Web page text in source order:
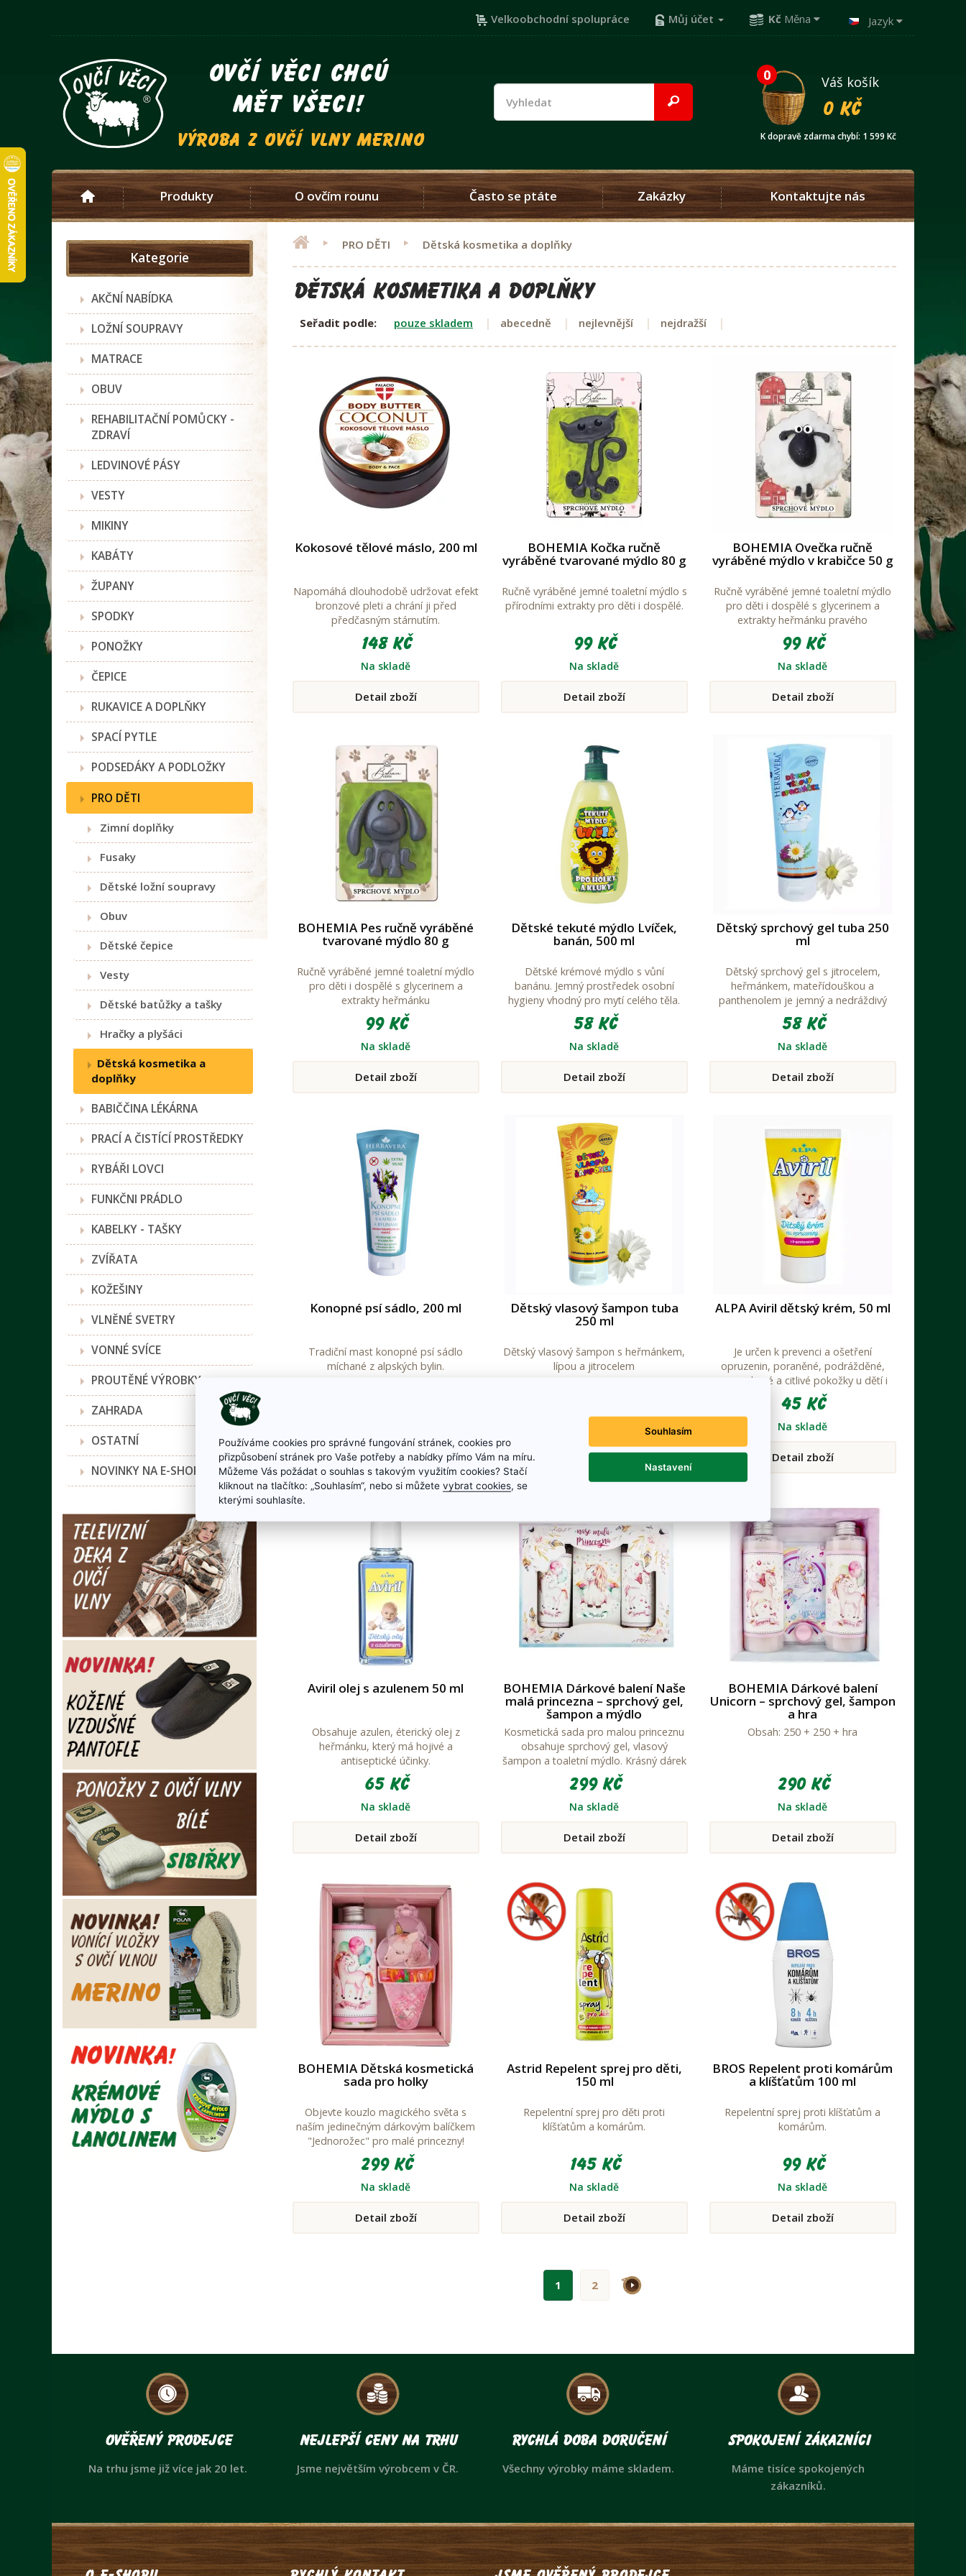
Velkoobchodní spolupráce Můj účet Kč Měna Jazyk
ovčí věci chcú
mět všeci!
výroba z ovčí vlny merino
0
Váš košík
0 Kč
K dopravě zdarma chybí: 1 599 Kč
Produkty O ovčím rounu Často se ptáte Zakázky Kontaktujte nás
Kategorie
AKČNÍ NABÍDKA
LOŽNÍ SOUPRAVY
MATRACE
OBUV
REHABILITAČNÍ POMŮCKY -
ZDRAVÍ
LEDVINOVÉ PÁSY
VESTY
MIKINY
KABÁTY
ŽUPANY
SPODKY
PONOŽKY
ČEPICE
RUKAVICE A DOPLŇKY
SPACÍ PYTLE
PODSEDÁKY A PODLOŽKY
PRO DĚTI
Zimní doplňky
Fusaky
Dětské ložní soupravy
Obuv
Dětské čepice
Vesty
Dětské batůžky a tašky
Hračky a plyšáci
Dětská kosmetika a
doplňky
BABIČČINA LÉKÁRNA
PRACÍ A ČISTÍCÍ PROSTŘEDKY
RYBÁŘI LOVCI
FUNKČNI PRÁDLO
KABELKY - TAŠKY
ZVÍŘATA
KOŽEŠINY
VLNĚNÉ SVETRY
VONNÉ SVÍCE
PROUTĚNÉ VÝROBKY
ZAHRADA
OSTATNÍ
NOVINKY NA E-SHOPU
PRO DĚTI Dětská kosmetika a doplňky
Dětská kosmetika a doplňky
Seřadit podle: pouze skladem abecedně nejlevnější nejdražší
Kokosové tělové máslo, 200 ml
Napomáhá dlouhodobě udržovat efekt
bronzové pleti a chrání ji před
předčasným stárnutím.
148 Kč
Na skladě
Detail zboží
BOHEMIA Kočka ručně
vyráběné tvarované mýdlo 80 g
Ručně vyráběné jemné toaletní mýdlo s
přírodními extrakty pro děti i dospělé.
99 Kč
Na skladě
Detail zboží
BOHEMIA Ovečka ručně
vyráběné mýdlo v krabičce 50 g
Ručně vyráběné jemné toaletní mýdlo
pro děti i dospělé s glycerinem a
extrakty heřmánku pravého
99 Kč
Na skladě
Detail zboží
BOHEMIA Pes ručně vyráběné
tvarované mýdlo 80 g
Ručně vyráběné jemné toaletní mýdlo
pro děti i dospělé s glycerinem a
extrakty heřmánku
99 Kč
Na skladě
Detail zboží
Dětské tekuté mýdlo Lvíček,
banán, 500 ml
Dětské krémové mýdlo s vůní
banánu. Jemný prostředek osobní
hygieny vhodný pro mytí celého těla.
Obsahuje kvalitní ošetřující olivový olej
a ovocný extrakt z Citrus limonum,
jehož součástí jsou AHA kyseliny a další
prospěšné látky.
58 Kč
Na skladě
Detail zboží
Dětský sprchový gel tuba 250
ml
Dětský sprchový gel s jitrocelem,
heřmánkem, mateřídouškou a
panthenolem je jemný a nedráždivý
přípravek pro mytí celého těla včetně
vlasů. Moderní receptura s obsahem
zvláčňujících krémových složek
zabraňuje vysušování pokožky. Bylinné
výtažky působí regeneračně a spolu s
58 Kč
Na skladě
Detail zboží
Konopné psí sádlo, 200 ml
Tradiční mast konopné psí sádlo
míchané z alpských bylin.
Detail zboží
Dětský vlasový šampon tuba
250 ml
Dětský vlasový šampon s heřmánkem,
lípou a jitrocelem
Detail zboží
ALPA Aviril dětský krém, 50 ml
Je určen k prevenci a ošetření
opruzenin, poraněné, podrážděné,
popraskané a citlivé pokožky u dětí i
dospělých.
45 Kč
Na skladě
Detail zboží
Aviril olej s azulenem 50 ml
Obsahuje azulen, éterický olej z
heřmánku, který má hojivé a
antiseptické účinky.
65 Kč
Na skladě
Detail zboží
BOHEMIA Dárkové balení Naše
malá princezna – sprchový gel,
šampon a mýdlo
Kosmetická sada pro malou princeznu
obsahuje sprchový gel, vlasový
šampon a toaletní mýdlo. Krásný dárek
pro holky s obrázkem jednorožce na
etiketách.
299 Kč
Na skladě
Detail zboží
BOHEMIA Dárkové balení
Unicorn – sprchový gel, šampon
a hra
Obsah: 250 + 250 + hra
290 Kč
Na skladě
Detail zboží
BOHEMIA Dětská kosmetická
sada pro holky
Objevte kouzlo magického světa s
naším jedinečným dárkovým balíčkem
"Jednorožec" pro malé princezny!
299 Kč
Na skladě
Detail zboží
Astrid Repelent sprej pro děti,
150 ml
Repelentní sprej pro děti proti
klíšťatům a komárům.
145 Kč
Na skladě
Detail zboží
BROS Repelent proti komárům
a klíšťatům 100 ml
Repelentní sprej proti klíšťatům a
komárům.
99 Kč
Na skladě
Detail zboží
1 2 >
Ověřený prodejce
Na trhu jsme již více jak 20 let.
Nejlepší ceny na trhu
Jsme největším výrobcem v ČR.
Rychlá doba doručení
Všechny výrobky máme skladem.
Spokojení zákazníci
Máme tisíce spokojených
zákazníků.
Používáme cookies pro správné fungování stránek, cookies pro
přizpůsobení stránek pro Vaše potřeby a nabídky přímo Vám na míru.
Můžeme Vás požádat o souhlas s takovým využitím cookies? Stačí
kliknout na tlačítko: „Souhlasím“, nebo si můžete vybrat cookies, se
kterými souhlasíte.
Souhlasím
Nastavení